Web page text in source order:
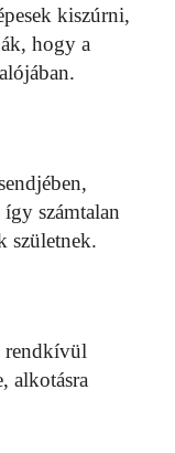
kiszúrni,
hogy a
így számtalan
születnek.
rendkívül
alkotásra